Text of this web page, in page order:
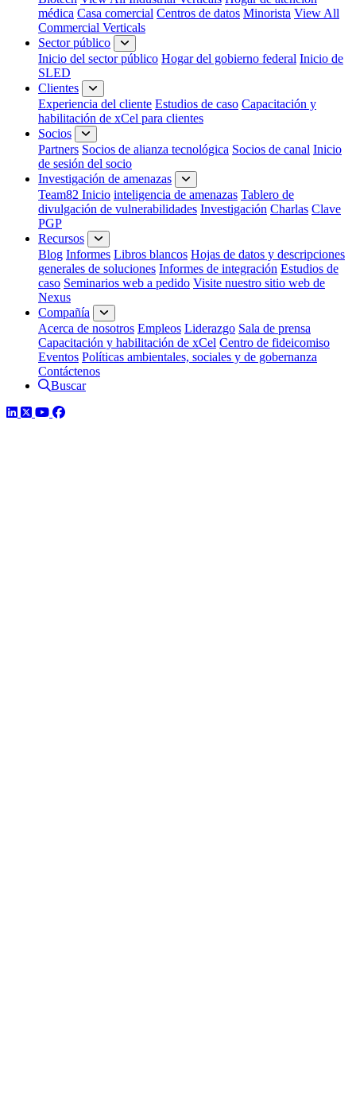
médica Casa comercial Centros de datos Minorista View All
Commercial Verticals
Sector público
Inicio del sector público Hogar del gobierno federal Inicio de
SLED
Clientes
Experiencia del cliente Estudios de caso Capacitación y
habilitación de xCel para clientes
Socios
Partners Socios de alianza tecnológica Socios de canal Inicio
de sesión del socio
Investigación de amenazas
Team82 Inicio inteligencia de amenazas Tablero de
divulgación de vulnerabilidades Investigación Charlas Clave
PGP
Recursos
Blog Informes Libros blancos Hojas de datos y descripciones
generales de soluciones Informes de integración Estudios de
caso Seminarios web a pedido Visite nuestro sitio web de
Nexus
Compañía
Acerca de nosotros Empleos Liderazgo Sala de prensa
Capacitación y habilitación de xCel Centro de fideicomiso
Eventos Políticas ambientales, sociales y de gobernanza
Contáctenos
Buscar
LinkedIn
TwitterYouTube
Facebook